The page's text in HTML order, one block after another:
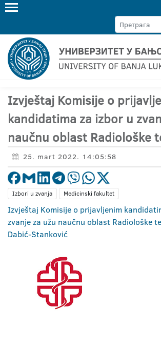
Izvještaj Komisije o
kandidatima za izbor u
naučnu oblast Radiološke
25. mart 2022. 14:05:58
Izbori u zvanja Medicinski fakultet
Izvještaj Komisije o prijavljenim
zvanje za užu naučnu oblast Radiološke
Dabić-Stanković